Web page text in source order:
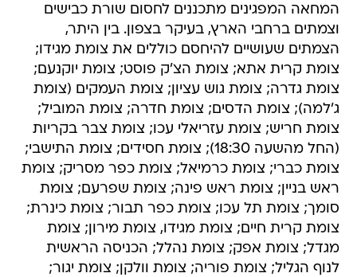
המחאה המפגינים מתכננים לחסום שורת כבישים
וצמתים ברחבי הארץ, בעיקר בצפון. בין היתר,
הצמתים שעושיים להיחסם כוללים את צומת מגידו;
צומת קרית אתא; צומת הצ'ק פוסט; צומת יוקנעם;
צומת גדרה; צומת גוש עציון; צומת העמקים (צומת
ג'למה); צומת הדסים; צומת חדרה; צומת המוביל;
צומת חריש; צומת עזריאלי עכו; צומת צבר בקריות
(החל מהשעה 18:30); צומת חסידים; צומת התישבי;
צומת כברי; צומת כרמיאל; צומת כפר מסריק; צומת
ראש בניין; צומת ראש פינה; צומת שפרעם; צומת
סומך; צומת תל עכו; צומת כפר תבור; צומת כינרת;
צומת קרית חיים; צומת מגידו, צומת מירון; צומת
מגדל; צומת אפק; צומת נהלל; הכניסה הראשית
לנוף הגליל; צומת פוריה; צומת וולקן; צומת יגור;